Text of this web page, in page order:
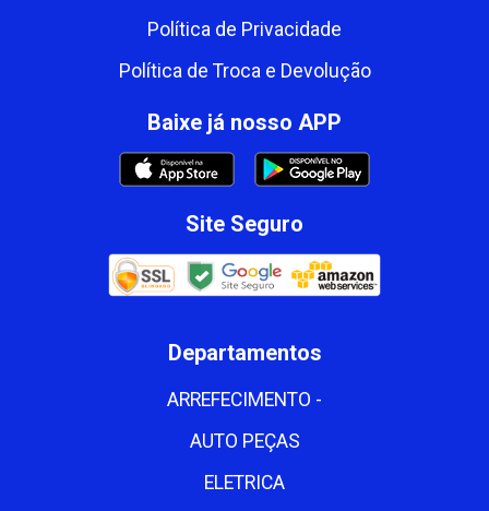
Política de Privacidade
Política de Troca e Devolução
Baixe já nosso APP
Site Seguro
Departamentos
ARREFECIMENTO -
AUTO PEÇAS
ELETRICA